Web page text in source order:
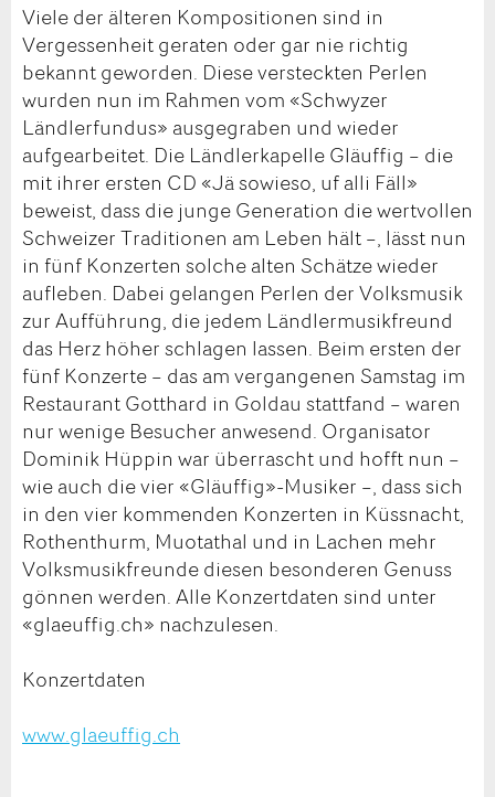
Viele der älteren Kompositionen sind in
Vergessenheit geraten oder gar nie richtig
bekannt geworden. Diese versteckten Perlen
wurden nun im Rahmen vom «Schwyzer
Ländlerfundus» ausgegraben und wieder
aufgearbeitet. Die Ländlerkapelle Gläuffig – die
mit ihrer ersten CD «Jä sowieso, uf alli Fäll»
beweist, dass die junge Generation die wertvollen
Schweizer Traditionen am Leben hält –, lässt nun
in fünf Konzerten solche alten Schätze wieder
aufleben. Dabei gelangen Perlen der Volksmusik
zur Aufführung, die jedem Ländlermusikfreund
das Herz höher schlagen lassen. Beim ersten der
fünf Konzerte – das am vergangenen Samstag im
Restaurant Gotthard in Goldau stattfand – waren
nur wenige Besucher anwesend. Organisator
Dominik Hüppin war überrascht und hofft nun –
wie auch die vier «Gläuffig»-Musiker –, dass sich
in den vier kommenden Konzerten in Küssnacht,
Rothenthurm, Muotathal und in Lachen mehr
Volksmusikfreunde diesen besonderen Genuss
gönnen werden. Alle Konzertdaten sind unter
«glaeuffig.ch» nachzulesen.
Konzertdaten
www.glaeuffig.ch